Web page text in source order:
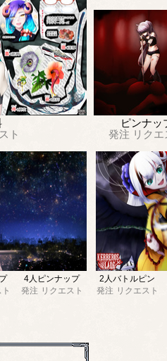
ト
ピンナッ
発注 リク
4人ピンナップ
発注 リクエスト
2人バトルピン
発注 リクエスト